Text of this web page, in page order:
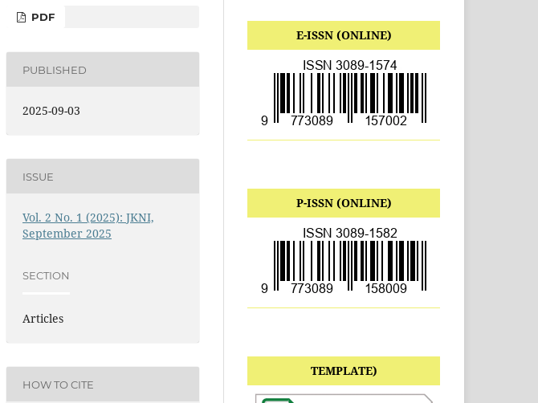
PDF
PUBLISHED
2025-09-03
ISSUE
Vol. 2 No. 1 (2025): JKNI,
September 2025
SECTION
Articles
HOW TO CITE
E-ISSN (ONLINE)
P-ISSN (ONLINE)
TEMPLATE)